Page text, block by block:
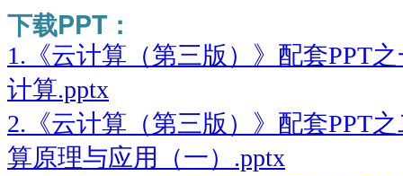
下载PPT：
1. 《云计算（第三版）》配套PPT
计算.pptx
2. 《云计算（第三版）》配套PPT
算原理与应用（一）.pptx